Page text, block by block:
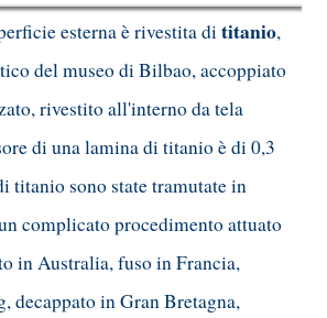
esterna è rivestita dititanio,
del museo di Bilbao, accoppiato
rivestito all'interno da tela
di una lamina di titanio è di 0,3
titanio sono state tramutate in
complicato procedimento attuato
in Australia, fuso in Francia,
decappato in Gran Bretagna,